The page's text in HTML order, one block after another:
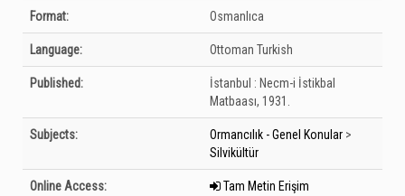
Format: Osmanlıca
Language: Ottoman Turkish
Published: İstanbul : Necm-i İstikbal
Matbaası, 1931.
Subjects: Ormancılık - Genel Konular >
Silvikültür
Online Access: Tam Metin Erişim